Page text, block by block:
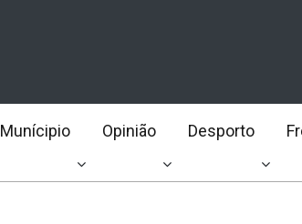
Munícipio Opinião Desporto